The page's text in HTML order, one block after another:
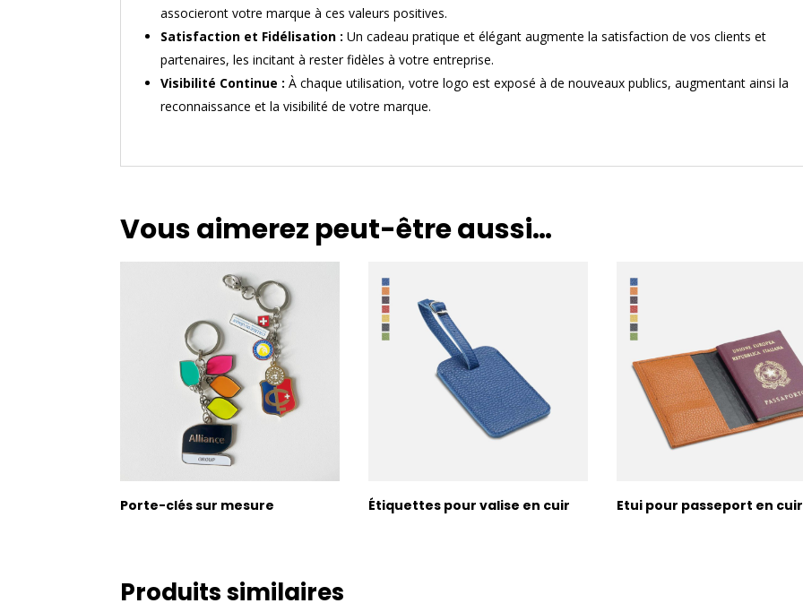
associeront votre marque à ces valeurs positives.
Satisfaction et Fidélisation : Un cadeau pratique et élégant augmente la satisfaction de vos clients et
partenaires, les incitant à rester fidèles à votre entreprise.
Visibilité Continue : À chaque utilisation, votre logo est exposé à de nouveaux publics, augmentant ainsi la
reconnaissance et la visibilité de votre marque.
Vous aimerez peut-être aussi…
Porte-clés sur mesure Étiquettes pour valise en cuir Etui pour passeport en cuir
Produits similaires